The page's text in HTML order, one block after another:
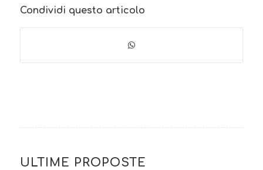
Condividi questo articolo
ULTIME PROPOSTE